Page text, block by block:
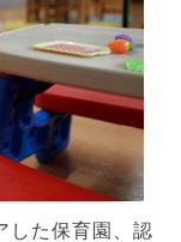
した保育園、認